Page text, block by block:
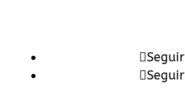
Seguir
Seguir